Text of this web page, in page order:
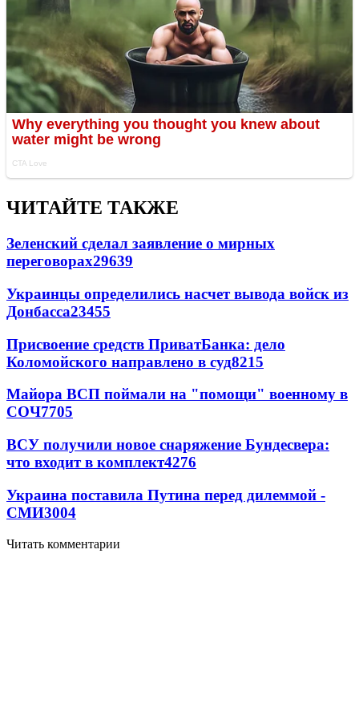
ЧИТАЙТЕ ТАКЖЕ
Зеленский сделал заявление о мирных
переговорах29639
Украинцы определились насчет вывода войск из
Донбасса23455
Присвоение средств ПриватБанка: дело
Коломойского направлено в суд8215
Майора ВСП поймали на "помощи" военному в
СОЧ7705
ВСУ получили новое снаряжение Бундесвера:
что входит в комплект4276
Украина поставила Путина перед дилеммой -
СМИ3004
Читать комментарии